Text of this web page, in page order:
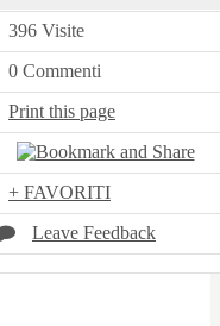
396 Visite
0 Commenti
Print this page
+ FAVORITI
Leave Feedback